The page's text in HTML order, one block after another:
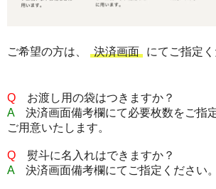
ご希望の方は、 決済画面 にてご指定く
Q お渡し用の袋はつきますか？
A 決済画面備考欄にて必要枚数をご指
ご用意いたします。
Q 熨斗に名入れはできますか？
A 決済画面備考欄にてご指定ください。